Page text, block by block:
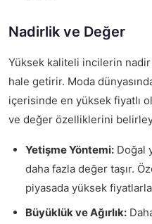
Nadirlik ve Değer
Yüksek kaliteli incilerin nadir
hale getirir. Moda
içerisinde en yüksek fiyatlı
ve değer özelliklerini
Yetişme Yöntemi: Doğal
daha fazla değer taşır.
piyasada yüksek fiyatlarla
Büyüklük ve Ağırlık: